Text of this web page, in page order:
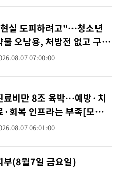
실 도피하려고"…청소년
물 오남용, 처방전 없고 구매
지 '1분'07:00:00
료비만 8조 육박…예방·치
·회복 인프라는 부족[모두
정신건강③]
06:01:00
부(8월7일 금요일)